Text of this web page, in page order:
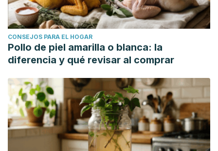
CONSEJOS PARA EL HOGAR
Pollo de piel amarilla o blanca: la
diferencia y qué revisar al comprar